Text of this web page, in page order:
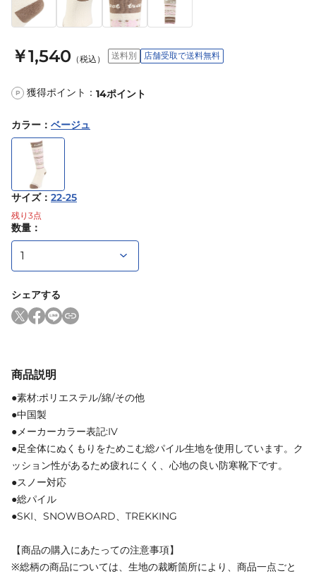
￥1,540 （税込） 送料別 店舗受取で送料無料
P 獲得ポイント： 14ポイント
カラー ： ベージュ
サイズ： 22-25
残り 3点
数量：
シェアする
商品説明
●素材:ポリエステル/綿/その他
●中国製
●メーカーカラー表記:IV
●足全体にぬくもりをためこむ総パイル生地を使用しています。ク
ッション性があるため疲れにくく、心地の良い防寒靴下です。
●スノー対応
●総パイル
●SKI、SNOWBOARD、TREKKING
【商品の購入にあたっての注意事項】
※総柄の商品については、生地の裁断箇所により、商品一点ごと